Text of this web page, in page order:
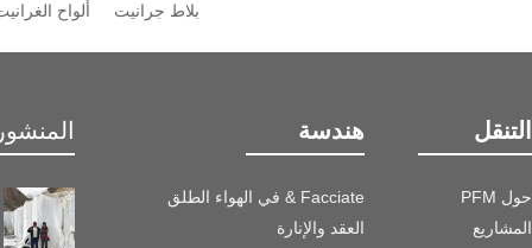
بلاط جرانيت ألواح
التنقل
حول PFM
المشاريع
هندسة
Facciate & في الهواء الطلق
العقد والإنارة